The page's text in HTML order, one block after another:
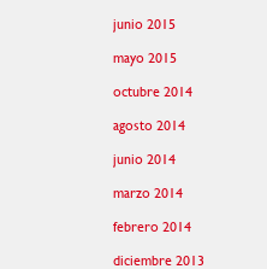
junio 2015
mayo 2015
octubre 2014
agosto 2014
junio 2014
marzo 2014
febrero 2014
diciembre 2013